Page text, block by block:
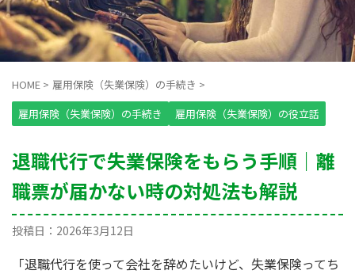
HOME > 雇用保険（失業保険）の手続き >
雇用保険（失業保険）の手続き
雇用保険（失業保険）の役立話
退職代行で失業保険をもらう手順｜離
職票が届かない時の対処法も解説
投稿日： 2026年3月12日
「退職代行を使って会社を辞めたいけど、失業保険ってち